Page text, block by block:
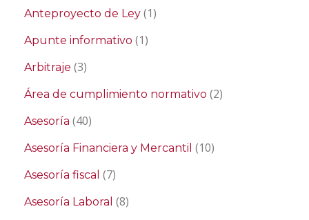
Anteproyecto de Ley (1)
Apunte informativo (1)
Arbitraje (3)
Área de cumplimiento normativo (2)
Asesoría (40)
Asesoría Financiera y Mercantil (10)
Asesoría fiscal (7)
Asesoría Laboral (8)